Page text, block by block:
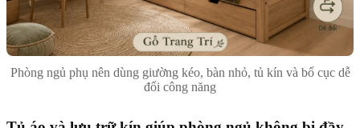
Phòng ngủ phụ nên dùng giường kéo, bàn nhỏ, tủ kín và bố cục dễ
đổi công năng